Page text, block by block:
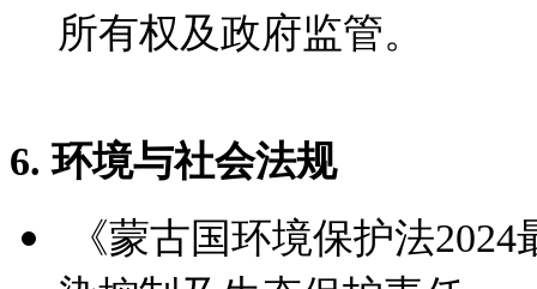
所有权及政府监管。
6. 环境与社会法规
《蒙古国环境保护法